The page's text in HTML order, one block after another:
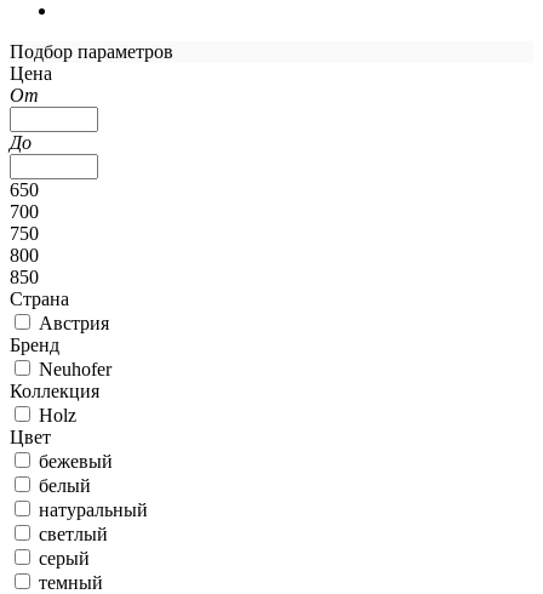
Подбор параметров
Цена
От
До
650
700
750
800
850
Страна
Австрия
Бренд
Neuhofer
Коллекция
Holz
Цвет
бежевый
белый
натуральный
светлый
серый
темный